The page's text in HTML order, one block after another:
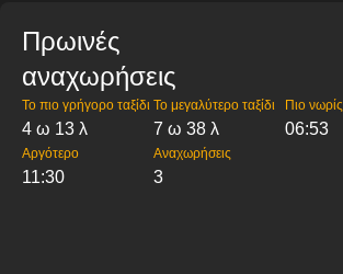
Πρωινές
αναχωρήσεις
Το πιο γρήγορο ταξίδι
4 ω 13 λ
Το μεγαλύτερο ταξίδι
7 ω 38 λ
Πιο νωρίς
06:53
Αργότερο
11:30
Αναχωρήσεις
3